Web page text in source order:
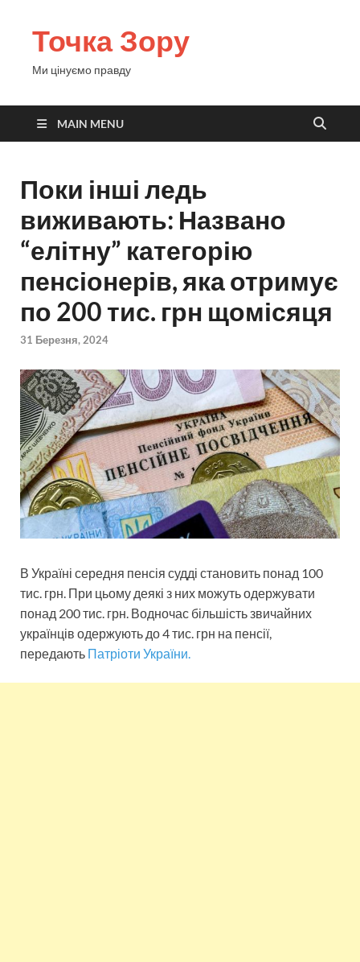
Точка Зору
Ми цінуємо правду
MAIN MENU
Поки інші ледь
виживають: Названо
“елітну” категорію
пенсіонерів, яка отримує
по 200 тис. грн щомісяця
31 Березня, 2024
В Україні середня пенсія судді становить понад 100
тис. грн. При цьому деякі з них можуть одержувати
понад 200 тис. грн. Водночас більшість звичайних
українців одержують до 4 тис. грн на пенсії,
передають Патріоти України.